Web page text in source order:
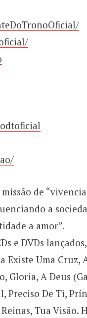
de
a
a amor”.
e DVDs
Existe Uma Cruz,
Gloria, A Deus
Preciso De Ti,
Tua Visão.